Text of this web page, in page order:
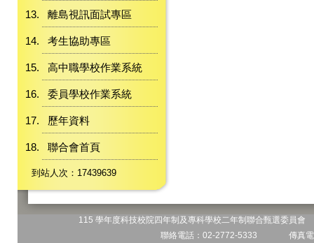
離島視訊面試專區
考生協助專區
高中職學校作業系統
委員學校作業系統
歷年資料
聯合會首頁
到站人次：17439639
115 學年度科技校院四年制及專科學校二年制聯合甄選委員
聯絡電話：02-2772-5333 傳真